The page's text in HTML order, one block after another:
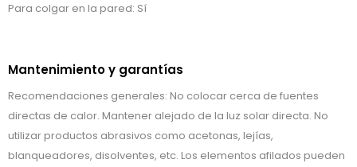
Para colgar en la pared: Sí
Mantenimiento y garantías
Recomendaciones generales: No colocar cerca de fuentes
directas de calor. Mantener alejado de la luz solar directa. No
utilizar productos abrasivos como acetonas, lejías,
blanqueadores, disolventes, etc. Los elementos afilados pueden